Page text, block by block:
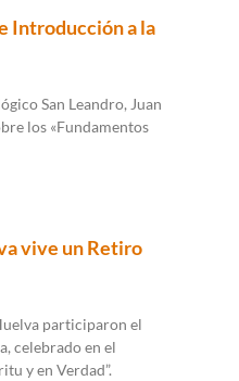
Introducción a la
San Leandro, Juan
los «Fundamentos
vive un Retiro
participaron el
celebrado en el
y en Verdad”.